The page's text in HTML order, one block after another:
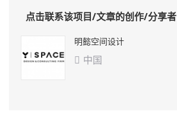
点击联系该项目/文章的创作/分享者
明懿空间设计
 中国